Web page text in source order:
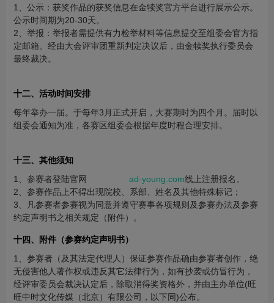
1、公示：获奖作品的获奖信息在金犊奖官方平台进行展示公示。
公示时间期为20-30天。
2、举报：举报者需提供有力检举材料等信息提交至组委会官方指
定邮箱。经由大会评审团重新判定决议后，由金犊奖执行委员会
最终裁决。
十二、活动时间安排
每年举办一届。于每年3月正式开启，大赛期时为四个月。届时以
组委会通知为准，各赛区组委会根据年度时程合理安排。
十三、其他须知
1、参赛者登陆官网
ad-young.com线上注册报名。
2、参赛作品上不得出现院校、系部、姓名及其他特殊标记；
3、凡参赛者参赛视为同意并遵守赛事各项规则及参赛办法及参赛
约定声明书之相关规定（附件）。
十四、附件（参赛约定声明书）
1、参赛者（及其法定代理人）保证参赛作品确由参赛者创作，绝
无侵害他人著作权或违反其它法律行为，如有抄袭或仿冒行为，
经评审委员会裁决认定后，除取消得奖资格外，并由主办单位(旺
旺中时文化传媒（北京）有限公司，以下同)公布。